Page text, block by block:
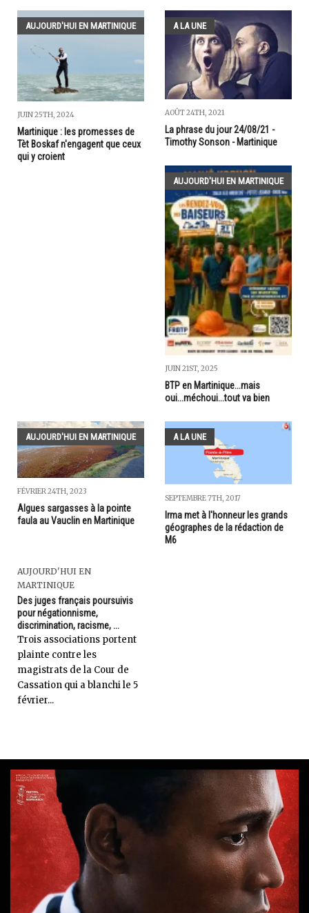
AUJOURD'HUI EN MARTINIQUE
JUIN 25TH, 2024
Martinique : les promesses de
Tèt Boskaf n'engagent que ceux
qui y croient
A LA UNE
AOÛT 24TH, 2021
La phrase du jour 24/08/21 -
Timothy Sonson - Martinique
AUJOURD'HUI EN MARTINIQUE
JUIN 21ST, 2025
BTP en Martinique...mais
oui...méchoui...tout va bien
AUJOURD'HUI EN MARTINIQUE
FÉVRIER 24TH, 2023
Algues sargasses à la pointe
faula au Vauclin en Martinique
A LA UNE
SEPTEMBRE 7TH, 2017
Irma met à l'honneur les grands
géographes de la rédaction de
M6
AUJOURD'HUI EN
MARTINIQUE
Des juges français poursuivis
pour négationnisme,
discrimination, racisme, ...
Trois associations portent
plainte contre les
magistrats de la Cour de
Cassation qui a blanchi le 5
février...